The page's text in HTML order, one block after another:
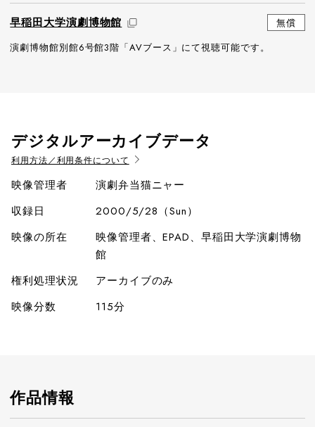
早稲田大学演劇博物館
無償
演劇博物館別館6号館3階「AVブース」にて視聴可能です。
デジタルアーカイブデータ
利用方法／利用条件について
映像管理者
演劇弁当猫ニャー
収録日
2000/5/28（Sun）
映像の所在
映像管理者、EPAD、早稲田大学演劇博物
館
権利処理状況
アーカイブのみ
映像分数
115分
作品情報